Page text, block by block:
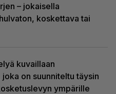
– jokaisella
koskettava tai
kuvaillaan
on suunniteltu täysin
ympärille